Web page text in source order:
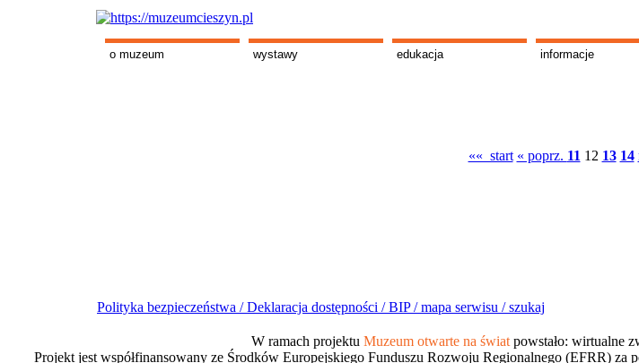
o muzeum wystawy edukacja informacje
«« start « poprz. 11 12 13 14
Polityka bezpieczeństwa /Deklaracja dostępności /BIP /mapa serwisu /szukaj
W ramach projektu Muzeum otwarte na świat powstało: wirtualne
Projekt jest współfinansowany ze Środków Europejskiego Funduszu Rozwoju Regionalnego (EFRR)